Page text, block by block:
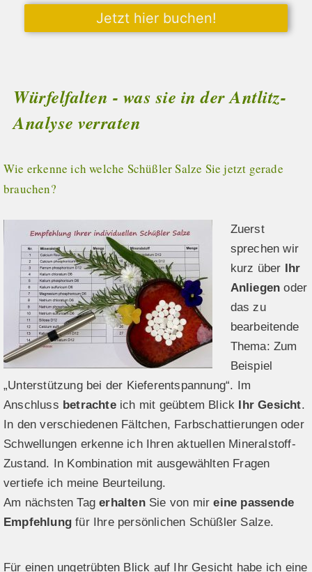
Jetzt hier buchen!
Würfelfalten - was sie in der Antlitz-
Analyse verraten
Wie erkenne ich welche Schüßler Salze Sie jetzt gerade
brauchen?
Zuerst
sprechen wir
kurz über
Ihr
Anliegen oder
das zu
bearbeitende
Thema: Zum
Beispiel
„Unterstützung bei der Kieferentspannung“. Im
Anschluss betrachteich mit geübtem Blick Ihr Gesicht.
In den verschiedenen Fältchen, Farbschattierungen oder
Schwellungen erkenne ich Ihren aktuellen Mineralstoff-
Zustand. In Kombination mit ausgewählten Fragen
vertiefe ich meine Beurteilung.
Am nächsten TagerhaltenSie von mireine passende
Empfehlung für Ihre persönlichen Schüßler Salze.
Für einen ungetrübten Blick auf Ihr Gesicht habe ich eine